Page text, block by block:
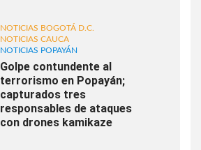
NOTICIAS BOGOTÁ D.C.
NOTICIAS CAUCA
NOTICIAS POPAYÁN
Golpe contundente al
terrorismo en Popayán;
capturados tres
responsables de ataques
con drones kamikaze